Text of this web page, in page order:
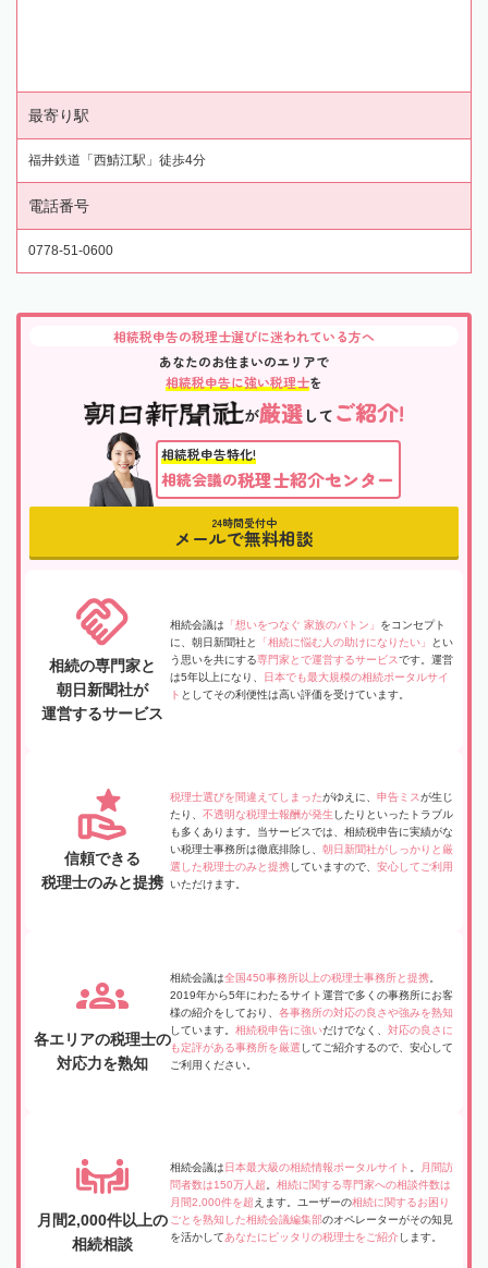
最寄り駅
福井鉄道「西鯖江駅」徒歩4分
電話番号
0778-51-0600
相続税申告の税理士選びに迷われている方へ
あなたのお住まいのエリアで
相続税申告に強い税理士を
が厳選して ご紹介!
相続税申告特化!
相続会議の税理士紹介センター
24時間受付中
メールで無料相談
相続の専門家と
朝日新聞社が
運営するサービス
相続会議は 「想いをつなぐ 家族のバトン」 をコンセプト
に、朝日新聞社と
「相続に悩む人の助けになりたい」
とい
う思いを共にする専門家とで運営するサービスです。運営
は5年以上になり、
日本でも最大規模の相続ポータルサイ
ト としてその利便性は高い評価を受けています。
信頼できる
税理士のみと提携
税理士選びを間違えてしまったがゆえに、 申告ミスが生じ
たり、 不透明な税理士報酬が発生 したりといったトラブル
も多くあります。当サービスでは、相続税申告に実績がな
い税理士事務所は徹底排除し、 朝日新聞社がしっかりと厳
選した税理士のみと提携していますので、 安心してご利用
いただけます。
各エリアの税理士の
対応力を熟知
相続会議は全国450事務所以上の税理士事務所と提携
2019年から5年にわたるサイト運営で多くの事務所にお客
様の紹介をしており、 各事務所の対応の良さや強みを熟知
しています。 相続税申告に強いだけでなく、 対応の良さに
も定評がある事務所を厳選 してご紹介するので、安心して
ご利用ください。
月間2,000件以上の
相続相談
相続会議は 日本最大級の相続情報ポータルサイト
月間訪
問者数は150万人超
相続に関する専門家への相談件数は
月間2,000件を超 えます。ユーザーの相続に関するお困り
ごとを熟知した相続会議編集部のオペレーターがその知見
を活かしてあなたにピッタリの税理士をご紹介 します。